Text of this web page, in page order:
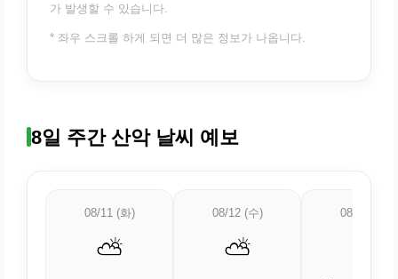
가 발생할 수 있습니다.
* 좌우 스크롤 하게 되면 더 많은 정보가 나옵니다.
8일 주간 산악 날씨 예보
08/11 (화)
⛅
08/12 (수)
⛅
08/13 (목)